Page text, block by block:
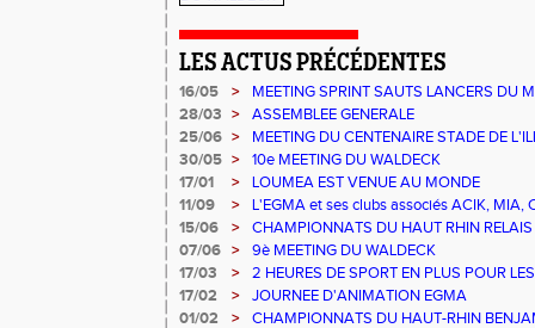
LES ACTUS PRÉCÉDENTES
16/05 >
MEETING SPRINT SAUTS LANCERS DU
28/03 >
ASSEMBLEE GENERALE
25/06 >
MEETING DU CENTENAIRE STADE DE
30/05 >
10e MEETING DU WALDECK
17/01
>
LOUMEA EST VENUE AU MONDE
11/09
>
L'EGMA et ses clubs associés ACIK, MIA,
EXPLOR'ASSO
15/06 >
CHAMPIONNATS DU HAUT RHIN
07/06 >
9è MEETING DU WALDECK
17/03
>
2 HEURES DE SPORT EN PLUS POUR
17/02
>
JOURNEE D'ANIMATION EGMA
01/02
>
CHAMPIONNATS DU HAUT-RHIN